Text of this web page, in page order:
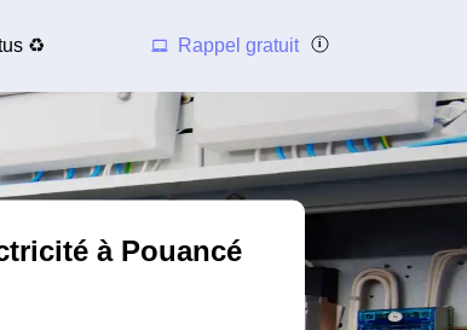
♻️ Rappel gratuit